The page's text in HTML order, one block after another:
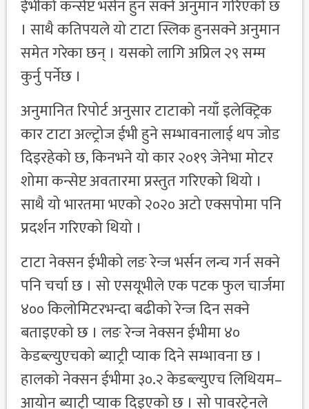
ईभीको कन्सेप्ट भर्सन हुन सक्ने अनुमान गरिएको छ
। साथै कतिपयले यो टाटा स्लिक हुनसक्ने अनुमान
समेत गरेका छन् । यसको लागि अप्रिल २९ सम्म
कुर्नु पर्नेछ ।
अनुमानित रिपोर्ट अनुसार टाटाको नयाँ इलेक्ट्रिक
कार टाटा अल्ट्रोज ईभी हुने सम्भावनालाई थप जोड
दिइरहेको छ, किनभने यो कार २०१९ जेनेभा मोटर
शोमा कन्सेप्ट अवतारमा प्रस्तुत गरिएको थियो ।
साथै यो भारतमा भएको २०२० अटो एक्सपोमा पनि
प्रदर्शन गरिएको थियो ।
टाटा नेक्सन ईभीको लङ रेन्ज भर्सन लन्च गर्न सक्ने
पनि चर्चा छ । सो एसयूभीले एक पटक फुल चार्जमा
४०० किलोमिटरभन्दा बढीको रेन्ज दिन सक्ने
बताइएको छ । लङ रेन्ज नेक्सन ईभीमा ४०
केडब्ल्युएचको ब्याट्री प्याक दिने सम्भावना छ ।
हालको नेक्सन ईभीमा ३०.२ केडब्ल्युएच लिथियम–
आयोन ब्याट्री प्याक दिइएको छ । सो पावरट्रेनले